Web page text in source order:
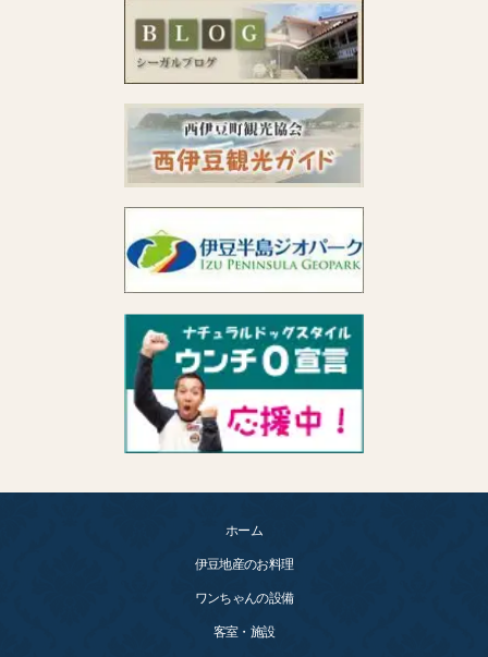
ホーム
伊豆地産のお料理
ワンちゃんの設備
客室・施設